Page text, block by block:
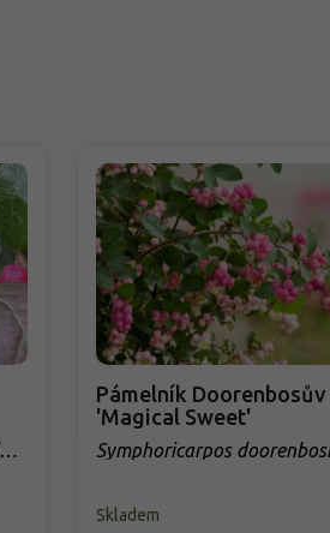
Pámelník Doorenbosův
'Magical Sweet'
Symphoricarpos
Skladem